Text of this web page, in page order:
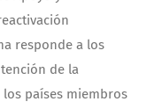
responde a los
de la
países miembros